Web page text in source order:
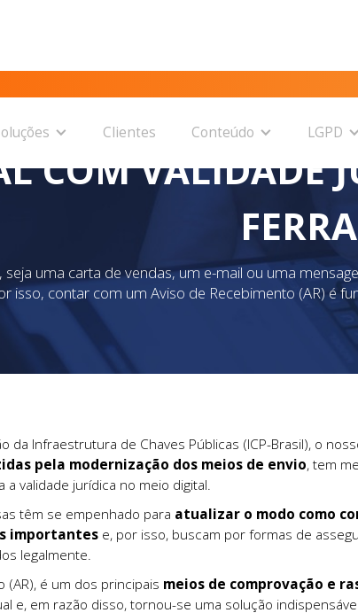
Clientes Conteúdo LGPD
COM VALIDADE
seja uma carta de vendas, um e-mail ou uma
isso, contar com um Aviso de Recebimento (AR) é
da Infraestrutura de Chaves Públicas (ICP-Brasil), o
pela modernização dos meios de envio, tem
validade jurídica no meio digital.
têm se empenhado para atualizar o modo como
importantes e, por isso, buscam por formas de
legalmente.
(AR), é um dos principais meios de comprovação e
e, em razão disso, tornou-se uma solução